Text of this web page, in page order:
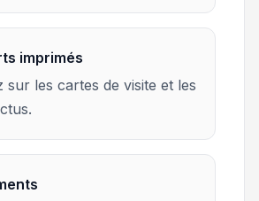
imprimés
sur les cartes de visite et les